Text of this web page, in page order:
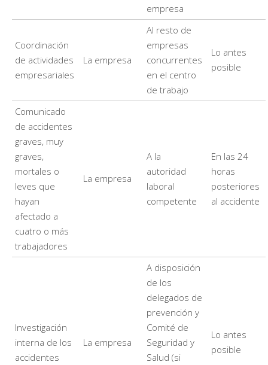
empresa
Coordinación
de actividades
empresariales
La empresa
Al resto de
empresas
concurrentes
en el centro
de trabajo
Lo antes
posible
Comunicado
de accidentes
graves, muy
graves,
mortales o
leves que
hayan
afectado a
cuatro o más
trabajadores
La empresa
A la
autoridad
laboral
competente
En las 24
horas
posteriores
al accidente
Investigación
interna de los
accidentes
La empresa
A disposición
de los
delegados de
prevención y
Comité de
Seguridad y
Salud (si
Lo antes
posible